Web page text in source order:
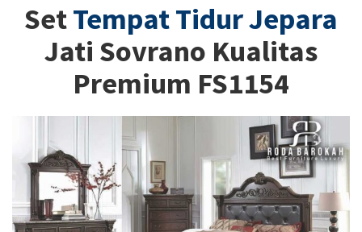
SetTempat Tidur Jepara
Jati Sovrano Kualitas
Premium FS1154